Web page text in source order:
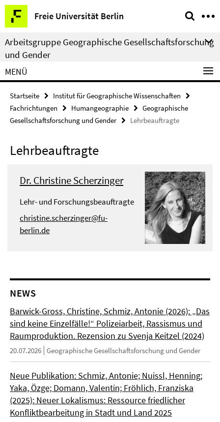
Springe
direkt
zu
Inhalt
Freie Universität Berlin
Service-
Navigation
Arbeitsgruppe Geographische Gesellschaftsforschung
und Gender
MENÜ
Startseite
Institut für Geographische Wissenschaften
Fachrichtungen
Humangeographie
Geographische
Gesellschaftsforschung und Gender
Lehrbeauftragte
Lehrbeauftragte
Dr. Christine Scherzinger
Lehr- und Forschungsbeauftragte
christine.scherzinger@fu-
berlin.de
NEWS
Barwick-Gross, Christine, Schmiz, Antonie (2026): „Das
sind keine Einzelfälle!“ Polizeiarbeit, Rassismus und
Raumproduktion. Rezension zu Svenja Keitzel (2024)
20.07.2026 Geographische Gesellschaftsforschung und Gender
Neue Publikation: Schmiz, Antonie; Nuissl, Henning;
Yaka, Özge; Domann, Valentin; Fröhlich, Franziska
(2025): Neuer Lokalismus: Ressource friedlicher
Konfliktbearbeitung in Stadt und Land 2025